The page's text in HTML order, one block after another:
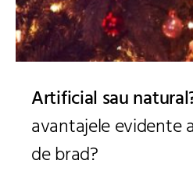
Artificial sau
avantajele evidente
de brad?